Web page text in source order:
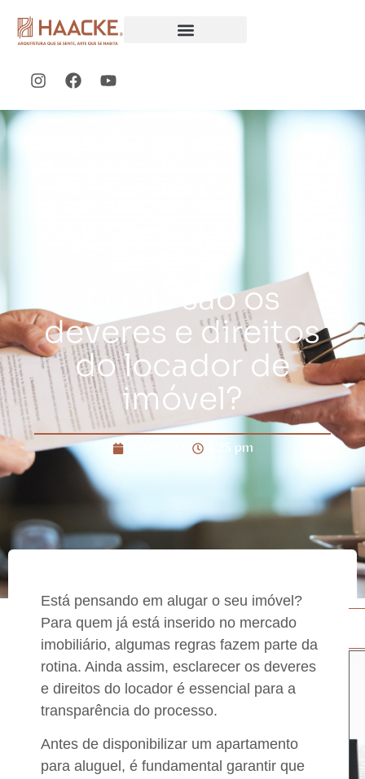
Quais são os
deveres e direitos
do locador de
imóvel?
3:25 pm
Está pensando em alugar o seu imóvel?
Para quem já está inserido no mercado
imobiliário, algumas regras fazem parte da
rotina. Ainda assim, esclarecer os deveres
e direitos do locador é essencial para a
transparência do processo.
Antes de disponibilizar um apartamento
para aluguel, é fundamental garantir que